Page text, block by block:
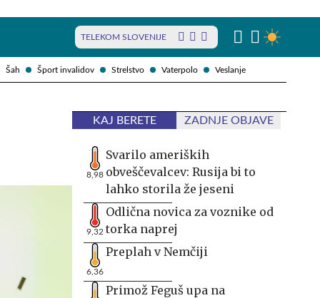
Šah Šport invalidov Strelstvo Vaterpolo Veslanje
TELEKOM SLOVENIJE
KAJ BERETE ZADNJE OBJAVE
8,98
Svarilo ameriških
obveščevalcev: Rusija bi to
lahko storila že jeseni
9,32
Odlična novica za voznike od
torka naprej
6,36
Preplah v Nemčiji
Primož Feguš upa na